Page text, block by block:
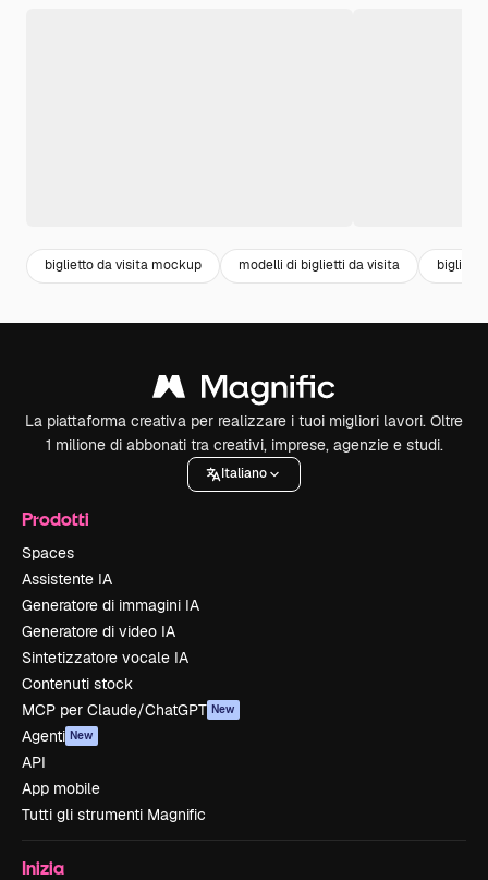
biglietto da visita mockup modelli di biglietti da visita
La piattaforma creativa per realizzare i tuoi migliori lavori. Oltre
1 milione di abbonati tra creativi, imprese, agenzie e studi.
Italiano
Prodotti
Spaces
Assistente IA
Generatore di immagini IA
Generatore di video IA
Sintetizzatore vocale IA
Contenuti stock
MCP per Claude/ChatGPT New
Agenti New
API
App mobile
Tutti gli strumenti Magnific
Inizia